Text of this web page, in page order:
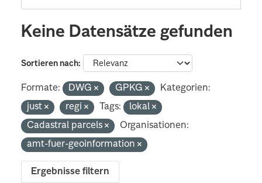
Keine Datensätze gefunden
Sortieren nach
Formate: DWG GPKG
Kategorien:
just
regi Tags:
lokal
Cadastral parcels
Organisationen:
amt-fuer-geoinformation
Ergebnisse filtern